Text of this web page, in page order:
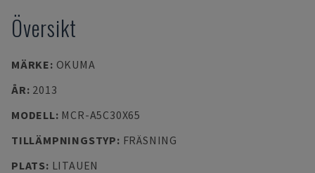
Översikt
MÄRKE: OKUMA
ÅR: 2013
MODELL: MCR-A5C30X65
TILLÄMPNINGSTYP: FRÄSNING
PLATS: LITAUEN